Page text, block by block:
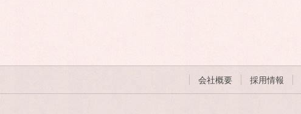
会社概要 採用情報